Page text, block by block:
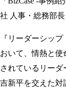
社 人事・総務部
『リーダーシッ
おいて、情熱と
されているリー
吉新平を交えた対